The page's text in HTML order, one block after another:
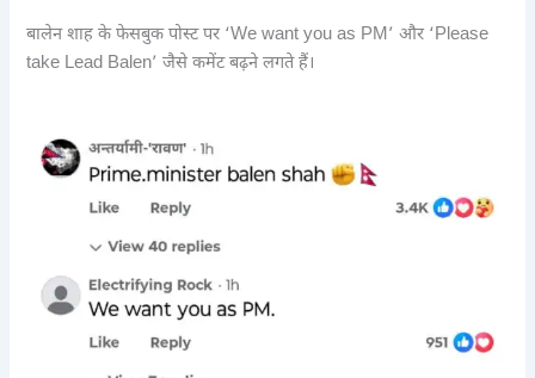
बालेन शाह के फेसबुक पोस्ट पर ‘We want you as PM’ और ‘Please
take Lead Balen’ जैसे कमेंट बढ़ने लगते हैं।